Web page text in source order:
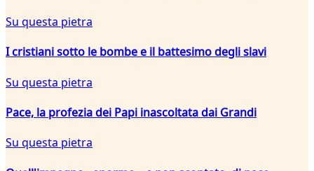
Su questa pietra
I cristiani sotto le bombe e il battesimo degli slavi
Su questa pietra
Pace, la profezia dei Papi inascoltata dai Grandi
Su questa pietra